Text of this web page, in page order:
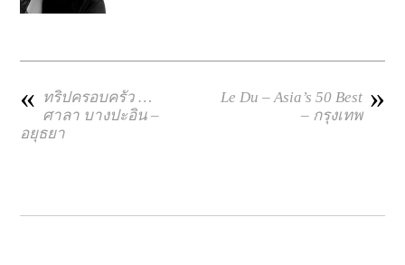
« ทริปครอบครัว …
ศาลา บางปะอิน –
อยุธยา
»
Le Du – Asia’s 50 Best
– กรุงเทพ